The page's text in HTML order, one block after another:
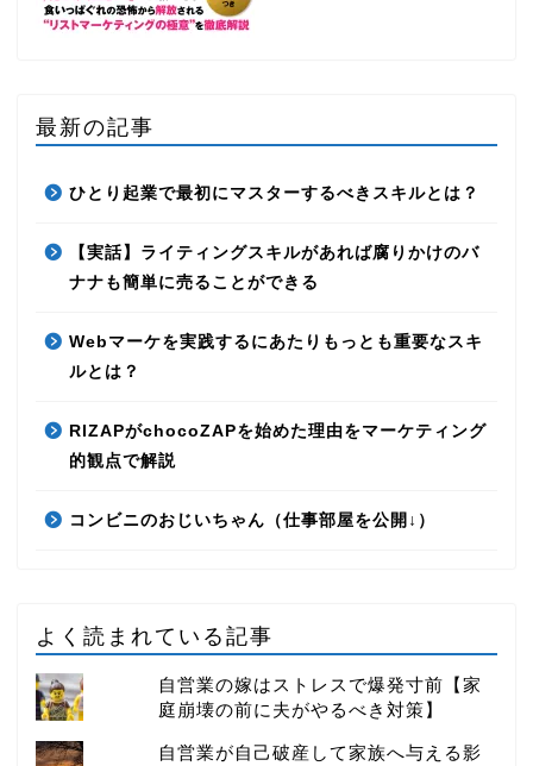
最新の記事
ひとり起業で最初にマスターするべきスキルとは？
【実話】ライティングスキルがあれば腐りかけのバ
ナナも簡単に売ることができる
Webマーケを実践するにあたりもっとも重要なスキ
ルとは？
RIZAPがchocoZAPを始めた理由をマーケティング
的観点で解説
コンビニのおじいちゃん（仕事部屋を公開↓）
よく読まれている記事
自営業の嫁はストレスで爆発寸前【家
庭崩壊の前に夫がやるべき対策】
自営業が自己破産して家族へ与える影